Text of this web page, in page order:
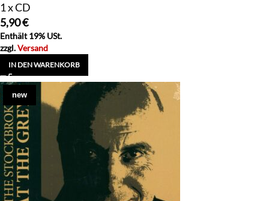
1 x CD
5,90€
Enthält 19% USt.
zzgl.Versand
IN DEN WARENKORB
new